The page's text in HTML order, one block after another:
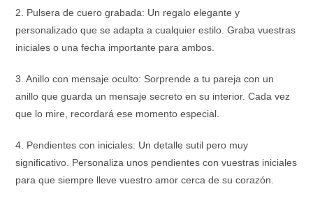
2. Pulsera de cuero grabada: Un regalo elegante y
personalizado que se adapta a cualquier estilo. Graba vuestras
iniciales o una fecha importante para ambos.
3. Anillo con mensaje oculto: Sorprende a tu pareja con un
anillo que guarda un mensaje secreto en su interior. Cada vez
que lo mire, recordará ese momento especial.
4. Pendientes con iniciales: Un detalle sutil pero muy
significativo. Personaliza unos pendientes con vuestras iniciales
para que siempre lleve vuestro amor cerca de su corazón.